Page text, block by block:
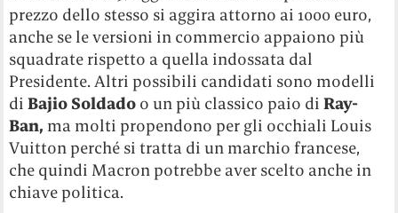
prezzo dello stesso si aggira attorno ai 1000 euro,
anche se le versioni in commercio appaiono più
squadrate rispetto a quella indossata dal
Presidente. Altri possibili candidati sono modelli
diBajio Soldado o un più classico paio diRay-
Ban, ma molti propendono per gli occhiali Louis
Vuitton perché si tratta di un marchio francese,
che quindi Macron potrebbe aver scelto anche in
chiave politica.